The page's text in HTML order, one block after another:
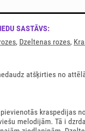
SASTĀVS:
, Dzeltenas rozes,
atšķirties no
kraspedijas
melodijām. Tā i